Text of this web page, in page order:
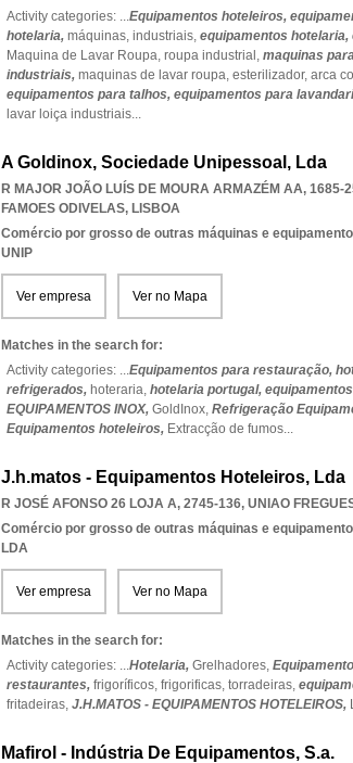
Activity categories: ...Equipamentos hoteleiros,
hotelaria, máquinas, industriais, equipamentos hotelaria,
Maquina de Lavar Roupa, roupa industrial, maquinas
industriais, maquinas de lavar roupa, esterilizador, arca
equipamentos para talhos, equipamentos para
lavar loiça industriais...
A Goldinox, Sociedade Unipessoal, Lda
R MAJOR JOÃO LUÍS DE MOURA ARMAZÉM AA, 1685-
FAMOES ODIVELAS, LISBOA
Comércio por grosso de outras máquinas e
UNIP
Ver empresa Ver no Mapa
Matches in the search for:
Activity categories: ...Equipamentos para restauração,
refrigerados, hoteraria, hotelaria portugal,
EQUIPAMENTOS INOX, GoldInox, Refrigeração
Equipamentos hoteleiros, Extracção de fumos...
J.h.matos - Equipamentos Hoteleiros, Lda
R JOSÉ AFONSO 26 LOJA A, 2745-136, UNIAO
Comércio por grosso de outras máquinas e
LDA
Ver empresa Ver no Mapa
Matches in the search for:
Activity categories: ...Hotelaria, Grelhadores,
restaurantes, frigoríficos, frigorificas, torradeiras,
fritadeiras, J.H.MATOS - EQUIPAMENTOS HOTELEIROS,
Mafirol - Indústria De Equipamentos, S.a.